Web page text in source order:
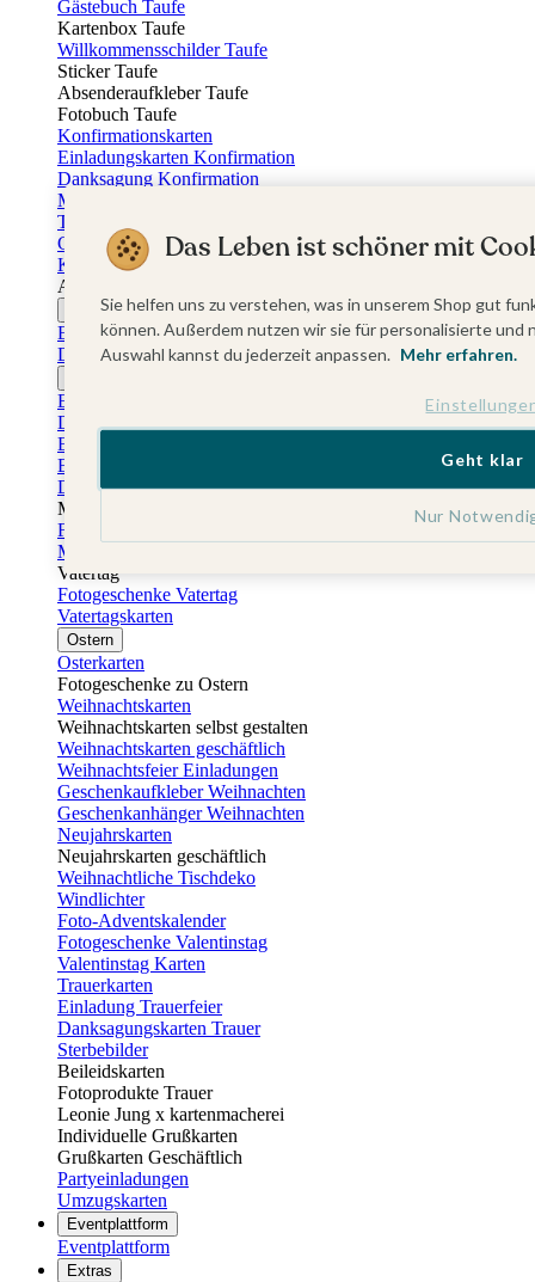
Gästebuch Taufe
Kartenbox Taufe
Willkommensschilder Taufe
Sticker Taufe
Absenderaufkleber Taufe
Fotobuch Taufe
Konfirmationskarten
Einladungskarten Konfirmation
Danksagung Konfirmation
Menükarten Konfirmation
Tischkarten Konfirmation
Gästebuch Konfirmation
Kerzen Konfirmation
Aufkleber zum Anlass Ihres Kindes
Firmungskarten
Einladungskarten Firmung
Dankeskarten Firmung
Einladungskarten Jugendweihe
Dankeskarten Jugendweihe
Einschulungskarten
Einladungskarten Einschulung
Danksagung Einschulung
Muttertag
Fotogeschenke Muttertag
Muttertagskarten
Vatertag
Fotogeschenke Vatertag
Vatertagskarten
Ostern
Osterkarten
Fotogeschenke zu Ostern
Weihnachtskarten
Weihnachtskarten selbst gestalten
Weihnachtskarten geschäftlich
Weihnachtsfeier Einladungen
Geschenkaufkleber Weihnachten
Geschenkanhänger Weihnachten
Neujahrskarten
Neujahrskarten geschäftlich
Weihnachtliche Tischdeko
Windlichter
Foto-Adventskalender
Fotogeschenke Valentinstag
Valentinstag Karten
Trauerkarten
Einladung Trauerfeier
Danksagungskarten Trauer
Sterbebilder
Beileidskarten
Fotoprodukte Trauer
Leonie Jung x kartenmacherei
Individuelle Grußkarten
Grußkarten Geschäftlich
Partyeinladungen
Umzugskarten
Eventplattform
Eventplattform
Extras
Das Leben ist schöner mit
Sie helfen uns zu verstehen, was in unserem Shop gut
können. Außerdem nutzen wir sie für personalisierte
Auswahl kannst du jederzeit anpassen. Mehr erfahren.
Nur
Geht klar